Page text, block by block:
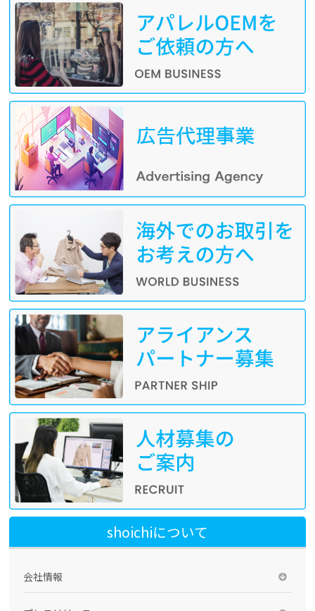
shoichiについて
会社情報